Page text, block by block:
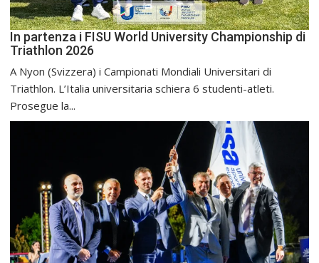
In partenza i FISU World University Championship di
Triathlon 2026
A Nyon (Svizzera) i Campionati Mondiali Universitari di
Triathlon. L’Italia universitaria schiera 6 studenti-atleti.
Prosegue la...